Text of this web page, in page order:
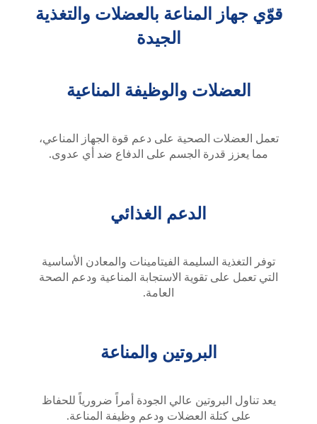
قوّي جهاز المناعة بالعضلات والتغذية
الجيدة
العضلات والوظيفة المناعية
تعمل العضلات الصحية على دعم قوة الجهاز المناعي،
مما يعزز قدرة الجسم على الدفاع ضد أي عدوى.
الدعم الغذائي
توفر التغذية السليمة الفيتامينات والمعادن الأساسية
التي تعمل على تقوية الاستجابة المناعية ودعم الصحة
العامة.
البروتين والمناعة
يعد تناول البروتين عالي الجودة أمراً ضرورياً للحفاظ
على كتلة العضلات ودعم وظيفة المناعة.